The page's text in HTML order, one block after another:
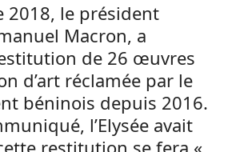
2018, le président
Macron, a
de 26 œuvres
d’art réclamée par le
béninois depuis 2016.
l’Elysée avait
restitution se fera «